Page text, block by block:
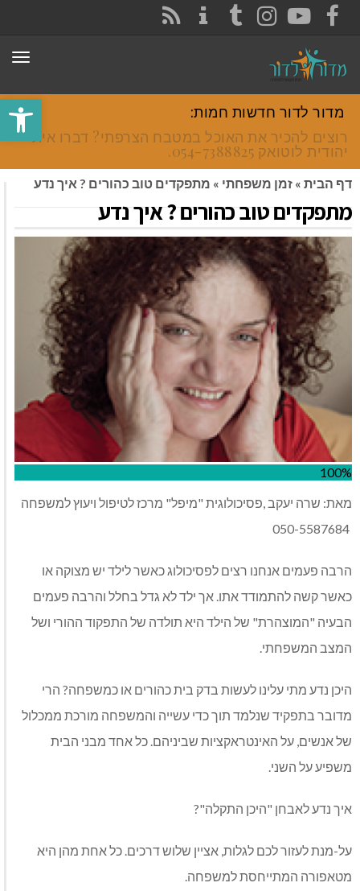
פתח
FACEBOOK
YOUTUBE
INSTAGRAM
TUMBLR
מדור לדור חדשות חמות:
רוצים להכיר את האוכל במטבח הצרפתי? דברו איתי
יהודית לוטואק 054-7388825.
דף הבית » זמן משפחתי » מתפקדים טוב כהורים ? איך נדע
מתפקדים טוב כהורים ? איך נדע
100%
מאת: שרה יעקב ,פסיכולוגית "מיפל" מרכז לטיפול ויעוץ למשפחה
הרבה פעמים אנחנו רצים לפסיכולוג כאשר לילד יש מצוקה או
כאשר קשה להתמודד אתו. אך ילד לא גדל בחלל והרבה פעמים
הבעיה "המוצהרת" של הילד היא תולדה של התפקוד ההורי ושל
המצב המשפחתי.
היכן נדע מתי עלינו לעשות בדק בית כהורים או כמשפחה? הרי
מדובר בתפקיד שנלמד תוך כדי עשייה והמשפחה מורכת ממכלול
של אנשים, על האינטראקציות שביניהם. כל אחד מבני הבית
משפיע על השני.
איך נדע לאבחן "היכן התקלה"?
על-מנת לעזור לכם לגלות, אציין שלוש דרכים. כל אחת מהן היא
מטאפורה המתייחסת למשפחה.